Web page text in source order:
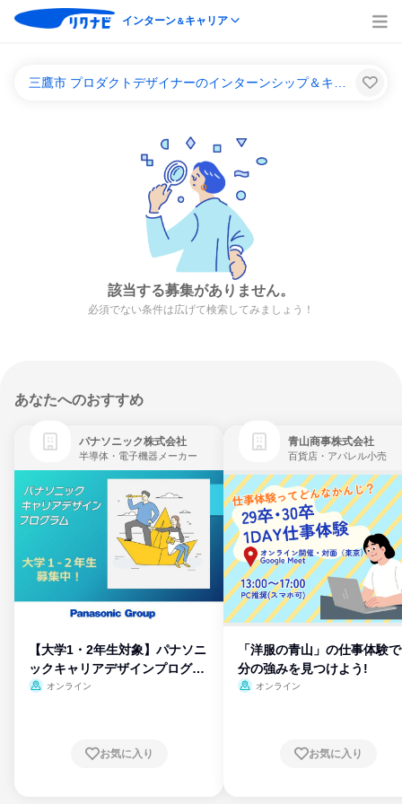
インターン＆キャリア
該当する募集がありません。
必須でない条件は広げて検索してみましょう！
あなたへのおすすめ
パナソニック株式会社
半導体・電子機器メーカー
【大学1・2年生対象】パナソニ
ックキャリアデザインプログラ
ム
オンライン
お気に入り
青山商事株式会社
百貨店・アパレル小売
「洋服の青山」の仕事体験
分の強みを見つけよう!
オンライン
お気に入り